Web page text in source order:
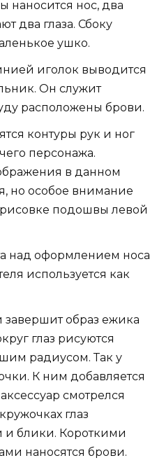
наносится нос, два
два глаза. Сбоку
ушко.
иголок выводится
Он служит
расположены брови.
контуры рук и ног
персонажа.
в данном
но особое внимание
подошвы левой
над оформлением носа
используется как
завершит образ ежика
глаз рисуются
радиусом. Так у
К ним добавляется
смотрелся
глаз
и блики. Короткими
наносятся брови.